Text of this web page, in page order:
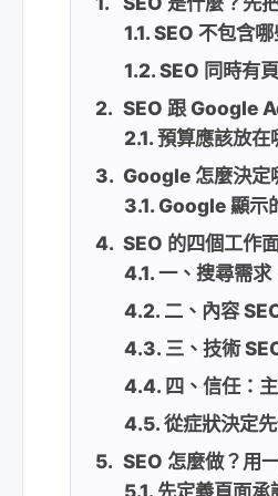
SEO 不包含
SEO 同時有
SEO 跟 Google
預算應該放在
Google 怎麼決定
Google 顯示
SEO 的四個工作
一、搜尋需求
二、內容
三、技術
四、信任：
從症狀決定
SEO 怎麼做？用
先定義頁面承